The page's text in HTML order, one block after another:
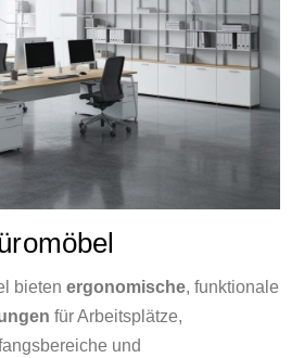
bietenergonomische, funktionale
für Arbeitsplätze,
und